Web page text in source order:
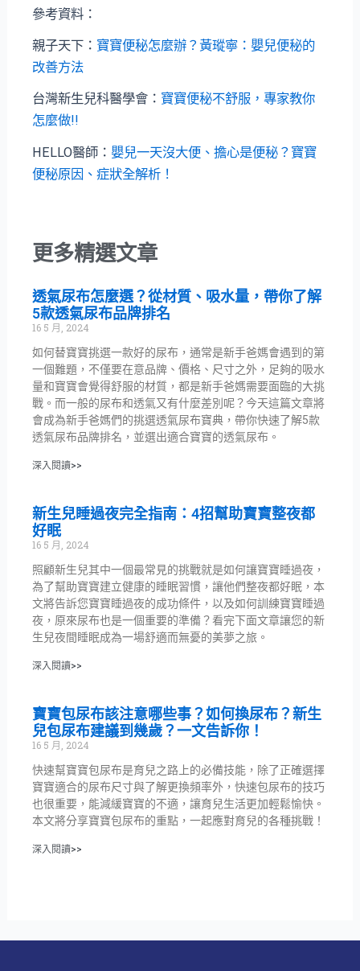
參考資料：
親子天下： 寶寶便秘怎麼辦？黃瑽寧：嬰兒便秘的
改善方法
台灣新生兒科醫學會： 寶寶便秘不舒服，專家教你
怎麼做!!
HELLO醫師： 嬰兒一天沒大便、擔心是便秘？寶寶
便秘原因、症狀全解析！
更多精選文章
透氣尿布怎麼選？從材質、吸水量，帶你了解
5款透氣尿布品牌排名
16 5 月, 2024
如何替寶寶挑選一款好的尿布，通常是新手爸媽會遇到的第
一個難題，不僅要在意品牌、價格、尺寸之外，足夠的吸水
量和寶寶會覺得舒服的材質，都是新手爸媽需要面臨的大挑
戰。而一般的尿布和透氣又有什麼差別呢？今天這篇文章將
會成為新手爸媽們的挑選透氣尿布寶典，帶你快速了解5款
透氣尿布品牌排名，並選出適合寶寶的透氣尿布。
深入閱讀>>
新生兒睡過夜完全指南：4招幫助寶寶整夜都
好眠
16 5 月, 2024
照顧新生兒其中一個最常見的挑戰就是如何讓寶寶睡過夜，
為了幫助寶寶建立健康的睡眠習慣，讓他們整夜都好眠，本
文將告訴您寶寶睡過夜的成功條件，以及如何訓練寶寶睡過
夜，原來尿布也是一個重要的準備？看完下面文章讓您的新
生兒夜間睡眠成為一場舒適而無憂的美夢之旅。
深入閱讀>>
寶寶包尿布該注意哪些事？如何換尿布？新生
兒包尿布建議到幾歲？一文告訴你！
16 5 月, 2024
快速幫寶寶包尿布是育兒之路上的必備技能，除了正確選擇
寶寶適合的尿布尺寸與了解更換頻率外，快速包尿布的技巧
也很重要，能減緩寶寶的不適，讓育兒生活更加輕鬆愉快。
本文將分享寶寶包尿布的重點，一起應對育兒的各種挑戰！
深入閱讀>>